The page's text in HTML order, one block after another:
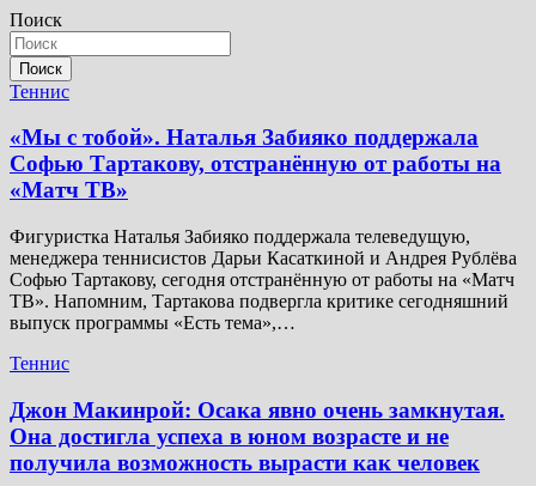
Поиск
Поиск
Теннис
«Мы с тобой». Наталья Забияко поддержала
Софью Тартакову, отстранённую от работы на
«Матч ТВ»
Фигуристка Наталья Забияко поддержала телеведущую,
менеджера теннисистов Дарьи Касаткиной и Андрея Рублёва
Софью Тартакову, сегодня отстранённую от работы на «Матч
ТВ». Напомним, Тартакова подвергла критике сегодняшний
выпуск программы «Есть тема»,…
Теннис
Джон Макинрой: Осака явно очень замкнутая.
Она достигла успеха в юном возрасте и не
получила возможность вырасти как человек